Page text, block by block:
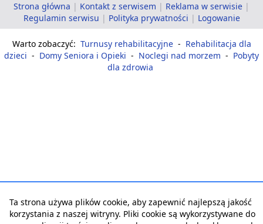
Strona główna | Kontakt z serwisem | Reklama w serwisie |
Regulamin serwisu | Polityka prywatności | Logowanie
Warto zobaczyć: Turnusy rehabilitacyjne - Rehabilitacja dla
dzieci - Domy Seniora i Opieki - Noclegi nad morzem - Pobyty
dla zdrowia
Ta strona używa plików cookie, aby zapewnić najlepszą jakość
korzystania z naszej witryny. Pliki cookie są wykorzystywane do